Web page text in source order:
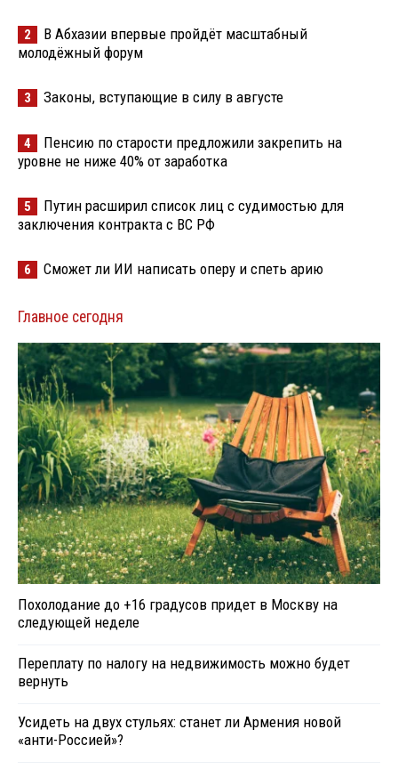
2
В Абхазии впервые пройдёт масштабный
молодёжный форум
3 Законы, вступающие в силу в августе
4
Пенсию по старости предложили закрепить на
уровне не ниже 40% от заработка
5
Путин расширил список лиц с судимостью для
заключения контракта с ВС РФ
6 Сможет ли ИИ написать оперу и спеть арию
Главное сегодня
Похолодание до +16 градусов придет в Москву на
следующей неделе
Переплату по налогу на недвижимость можно будет
вернуть
Усидеть на двух стульях: станет ли Армения новой
«анти-Россией»?